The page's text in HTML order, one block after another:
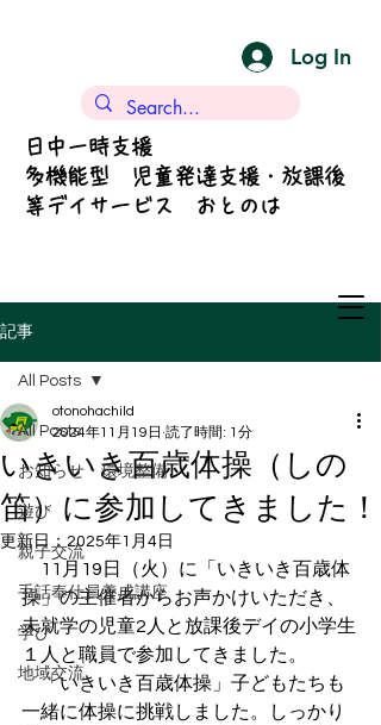
Log In
日中一時支援
多機能型 児童発達支援・放課後
等デイサービス おとのは
記事
All Posts
お知らせ・環境整備
遊び
親子交流
手話奉仕員養成講座
学び
地域交流
All Posts
いきいき百歳体操（しの
笛）に参加してきました！
otonohachild
2024年11月19日 読了時間: 1分
更新日： 2025年1月4日
11月19日（火）に「いきいき百歳体
操」の主催者からお声かけいただき、
未就学の児童2人と放課後デイの小学生
１人と職員で参加してきました。
「いきいき百歳体操」子どもたちも
一緒に体操に挑戦しました。しっかり